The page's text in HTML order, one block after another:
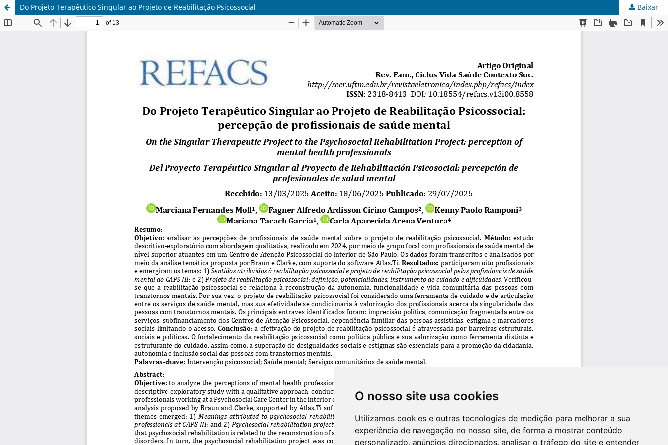
O nosso site usa cookies
Utilizamos cookies e outras tecnologias de medição para melhorar a sua
experiência de navegação no nosso site, de forma a mostrar conteúdo
personalizado, anúncios direcionados, analisar o tráfego do site e entender
Do Projeto Terapêutico Singular ao Projeto de Reabilitação Psicossocial Baixar